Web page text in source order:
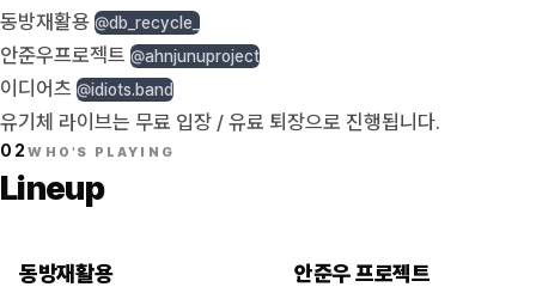
동방재활용 @db_recycle_
안준우프로젝트 @ahnjunuproject
이디어츠 @idiots.band
유기체 라이브는 무료 입장 / 유료 퇴장으로 진행됩니다.
02WHO'S PLAYING
Lineup
동방재활용 안준우 프로젝트